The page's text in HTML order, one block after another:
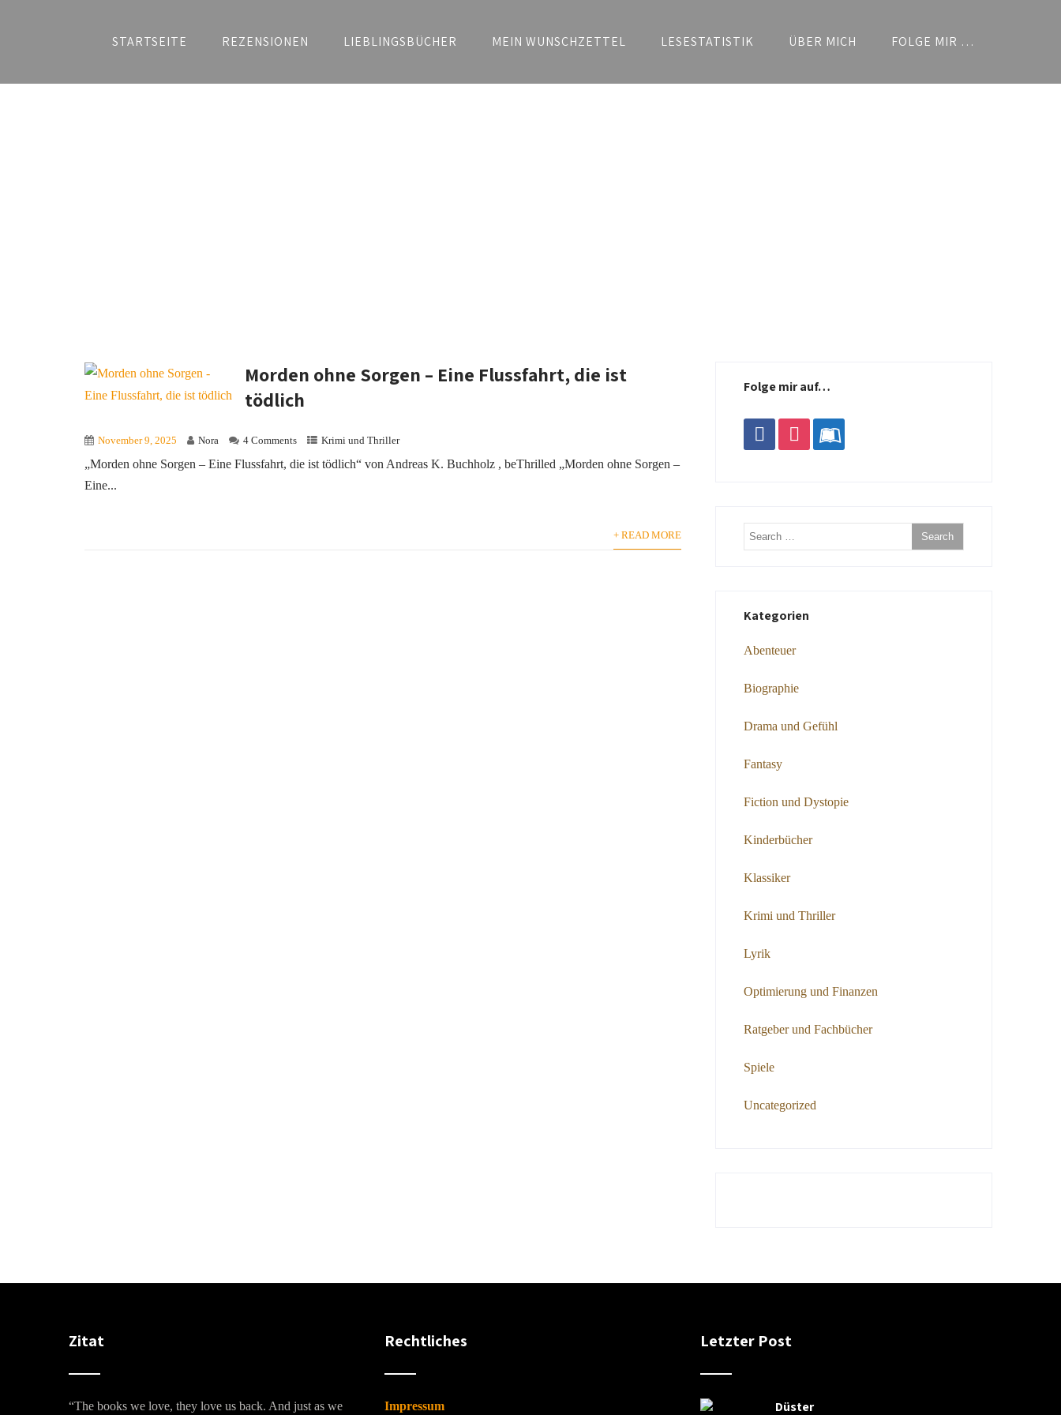
STARTSEITE REZENSIONEN LIEBLINGSBÜCHER MEIN WUNSCHZETTEL LESESTATISTIK ÜBER MICH FOLGE MIR …
Morden ohne Sorgen – Eine Flussfahrt, die ist
tödlich
November 9, 2025 Nora 4 Comments Krimi und Thriller
„Morden ohne Sorgen – Eine Flussfahrt, die ist tödlich“ von Andreas K. Buchholz , beThrilled „Morden ohne Sorgen –
Eine...
+ READ MORE
Folge mir auf…
facebookinstagramleanpub
Kategorien
Abenteuer
Biographie
Drama und Gefühl
Fantasy
Fiction und Dystopie
Kinderbücher
Klassiker
Krimi und Thriller
Lyrik
Optimierung und Finanzen
Ratgeber und Fachbücher
Spiele
Uncategorized
Zitat
“The books we love, they love us back. And just as we
Rechtliches
Impressum
Letzter Post
Düster